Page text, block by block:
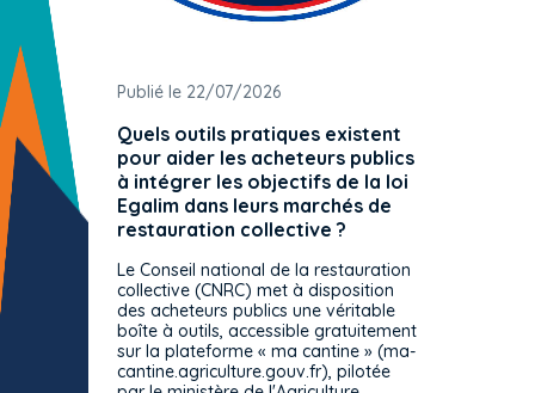
Publié le 22/07/2026
Quels outils pratiques existent
pour aider les acheteurs publics
à intégrer les objectifs de la loi
Egalim dans leurs marchés de
restauration collective ?
Le Conseil national de la restauration
collective (CNRC) met à disposition
des acheteurs publics une véritable
boîte à outils, accessible gratuitement
sur la plateforme « ma cantine » (ma-
cantine.agriculture.gouv.fr), pilotée